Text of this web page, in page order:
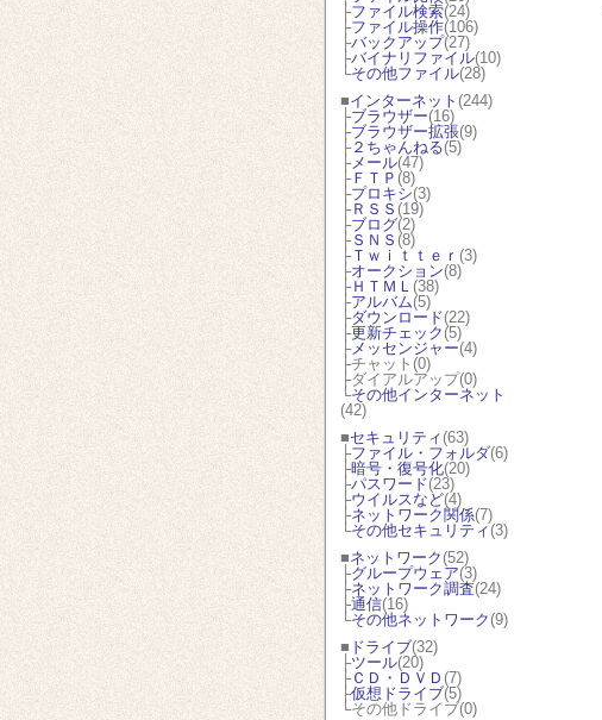
├ファイル検索(24)
├ファイル操作(106)
├バックアップ(27)
├バイナリファイル(10)
└その他ファイル(28)
■インターネット (244)
├ブラウザー(16)
├ブラウザー拡張(9)
├２ちゃんねる(5)
├メール(47)
├ＦＴＰ (8)
├プロキシ(3)
├ＲＳＳ (19)
├ブログ(2)
├ＳＮＳ (8)
├Ｔｗｉｔｔｅｒ (3)
├オークション(8)
├ＨＴＭＬ (38)
├アルバム(5)
├ダウンロード(22)
├更新チェック (5)
├メッセンジャー(4)
├チャット(0)
├ダイアルアップ(0)
└その他インターネット
(42)
■セキュリティ (63)
├ファイル・フォルダ(6)
├暗号・復号化(20)
├パスワード(23)
├ウイルスなど(4)
├ネットワーク関係(7)
└その他セキュリティ (3)
■ネットワーク (52)
├グループウェア(3)
├ネットワーク調査(24)
├通信(16)
└その他ネットワーク (9)
■ ドライブ(32)
├ツール(20)
├ＣＤ・ＤＶＤ (7)
├仮想ドライブ(5)
└その他ドライブ(0)